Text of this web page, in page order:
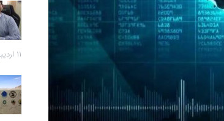
۱۱ اردیبهشت ۱۴۰۴